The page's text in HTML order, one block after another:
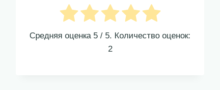
Средняя оценка 5 / 5. Количество оценок:
2